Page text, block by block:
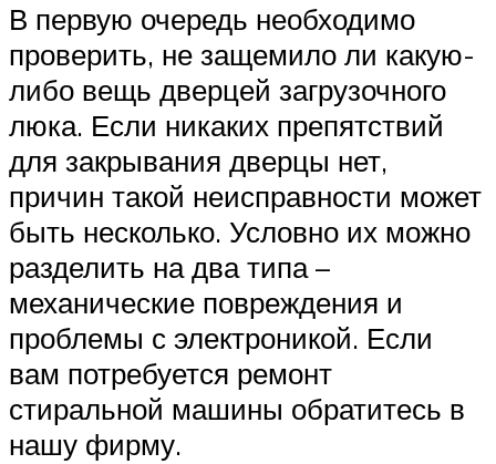
В первую очередь необходимо
проверить, не защемило ли какую-
либо вещь дверцей загрузочного
люка. Если никаких препятствий
для закрывания дверцы нет,
причин такой неисправности может
быть несколько. Условно их можно
разделить на два типа –
механические повреждения и
проблемы с электроникой. Если
вам потребуется ремонт
стиральной машины обратитесь в
нашу фирму.